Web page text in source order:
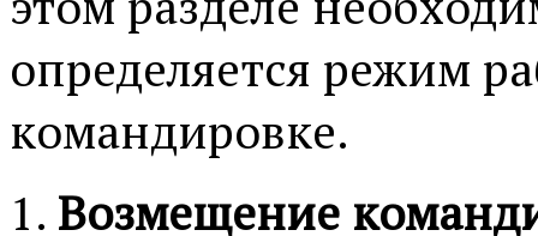
определяется режим
командировке.
Возмещение